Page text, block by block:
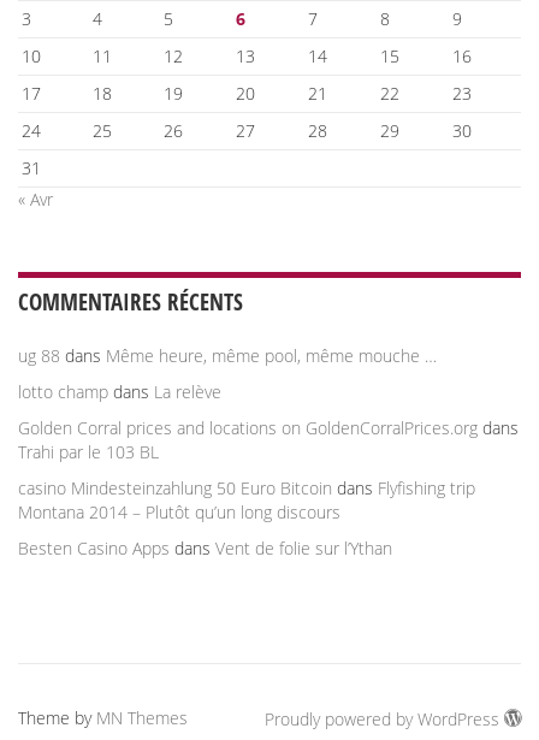
3
4 5 6 7 8
9
10
11 12 13 14 15
16
17
18 19 20 21 22
23
24
25 26 27 28 29
30
31
« Avr
COMMENTAIRES RÉCENTS
ug 88 dans Même heure, même pool, même mouche …
lotto champ dans La relève
Golden Corral prices and locations on GoldenCorralPrices.org dans
Trahi par le 103 BL
casino Mindesteinzahlung 50 Euro Bitcoin dans Flyfishing trip
Montana 2014 – Plutôt qu’un long discours
Besten Casino Apps dans Vent de folie sur l’Ythan
Theme by MN Themes Proudly powered by WordPress